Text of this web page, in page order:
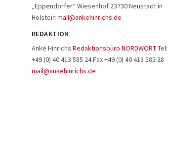
„Eppendorfer“ Wiesenhof 23730 Neustadt in
Holstein mail@ankehinrichs.de
REDAKTION
Anke Hinrichs Redaktionsbüro NORDWORTTel:
+49 (0) 40 413 585 24 Fax +49 (0) 40 413 585 28
mail@ankehinrichs.de